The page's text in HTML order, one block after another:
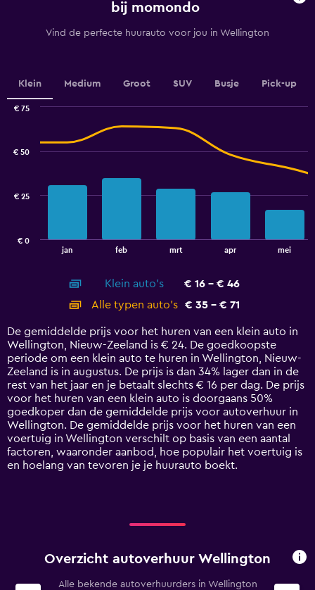
bij momondo
Vind de perfecte huurauto voor jou in Wellington
Klein Medium Groot SUV Busje Pick-up
14
categories.
The
chart
has
1
Y
axis
displaying
values.
Range:
0
jan feb mrt apr mei
€ 0
€ 25
€ 50
€ 75
End
Klein auto's
€ 16 - € 46
Alle typen auto's
€ 35 - € 71
De gemiddelde prijs voor het huren van een klein auto in
Wellington, Nieuw-Zeeland is € 24. De goedkoopste
periode om een klein auto te huren in Wellington, Nieuw-
Zeeland is in augustus. De prijs is dan 34% lager dan in de
rest van het jaar en je betaalt slechts € 16 per dag. De prijs
voor het huren van een klein auto is doorgaans 50%
goedkoper dan de gemiddelde prijs voor autoverhuur in
Wellington. De gemiddelde prijs voor het huren van een
voertuig in Wellington verschilt op basis van een aantal
factoren, waaronder aanbod, hoe populair het voertuig is
en hoelang van tevoren je je huurauto boekt.
Overzicht autoverhuur Wellington
Alle bekende autoverhuurders in Wellington